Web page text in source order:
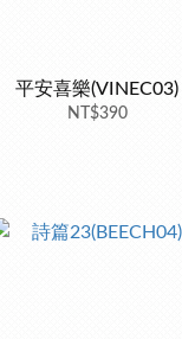
平安喜樂(VINEC03)
NT$390